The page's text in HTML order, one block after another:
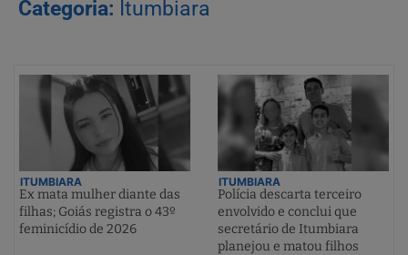
Categoria: Itumbiara
ITUMBIARA
Ex mata mulher diante das
filhas; Goiás registra o 43º
feminicídio de 2026
ITUMBIARA
Polícia descarta terceiro
envolvido e conclui que
secretário de Itumbiara
planejou e matou filhos